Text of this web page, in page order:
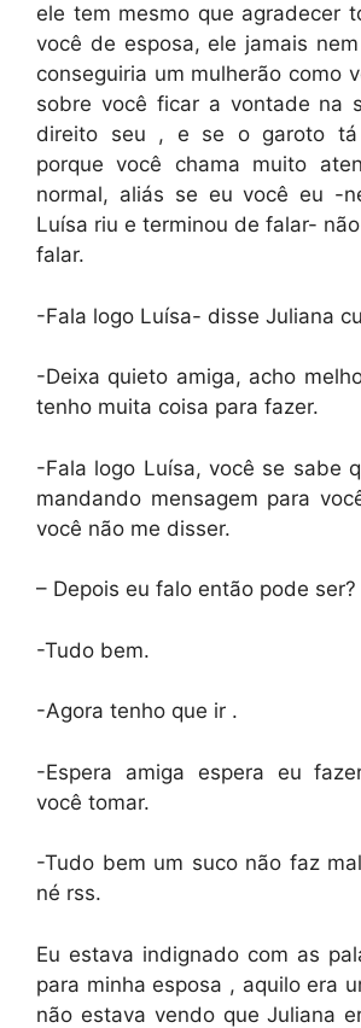
ele tem mesmo que agradecer
você de esposa, ele jamais
conseguiria um mulherão como
sobre você ficar a vontade na
direito seu , e se o garoto
porque você chama muito
normal, aliás se eu você eu -
Luísa riu e terminou de falar-
falar.
-Fala logo Luísa- disse Juliana
-Deixa quieto amiga, acho
tenho muita coisa para fazer.
-Fala logo Luísa, você se sabe
mandando mensagem para
você não me disser.
– Depois eu falo então pode ser?
-Tudo bem.
-Agora tenho que ir .
-Espera amiga espera eu
você tomar.
-Tudo bem um suco não faz
né rss.
Eu estava indignado com as
para minha esposa , aquilo era
não estava vendo que Juliana